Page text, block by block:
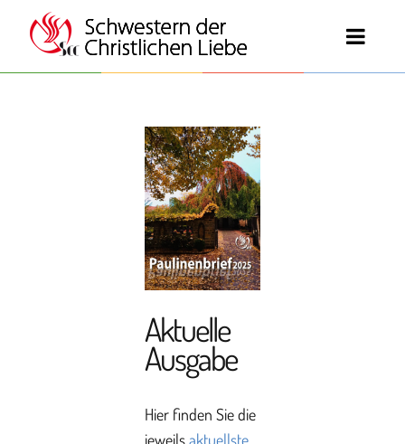
Aktuelle
Ausgabe
Hier finden Sie die
jeweilsaktuellste